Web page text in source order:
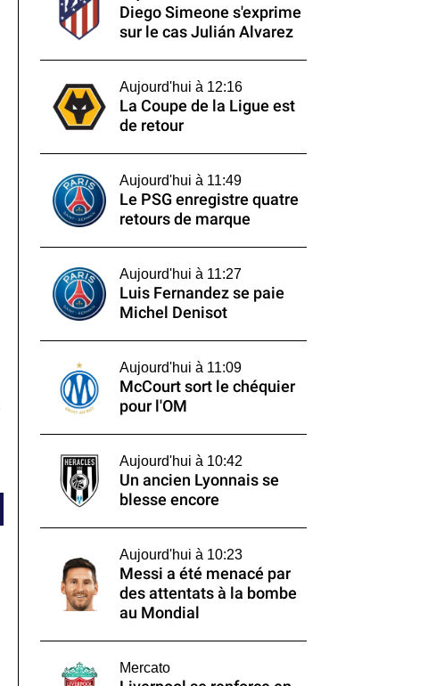
Diego Simeone s'exprime
sur le cas Julián Alvarez
Aujourd'hui à 12:16
La Coupe de la Ligue est
de retour
Aujourd'hui à 11:49
Le PSG enregistre quatre
retours de marque
Aujourd'hui à 11:27
Luis Fernandez se paie
Michel Denisot
Aujourd'hui à 11:09
McCourt sort le chéquier
pour l'OM
Aujourd'hui à 10:42
Un ancien Lyonnais se
blesse encore
Aujourd'hui à 10:23
Messi a été menacé par
des attentats à la bombe
au Mondial
Mercato